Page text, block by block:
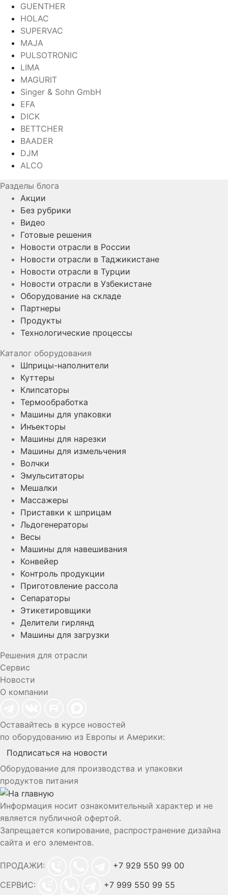
GUENTHER
HOLAC
SUPERVAC
MAJA
PULSOTRONIC
LIMA
MAGURIT
Singer & Sohn GmbH
EFA
DICK
BETTCHER
BAADER
DJM
ALCO
Разделы блога
Акции
Без рубрики
Видео
Готовые решения
Новости отрасли в России
Новости отрасли в Таджикистане
Новости отрасли в Турции
Новости отрасли в Узбекистане
Оборудование на складе
Партнеры
Продукты
Технологические процессы
Каталог оборудования
Шприцы-наполнители
Куттеры
Клипсаторы
Термообработка
Машины для упаковки
Инъекторы
Машины для нарезки
Машины для измельчения
Волчки
Эмульситаторы
Мешалки
Массажеры
Приставки к шприцам
Льдогенераторы
Весы
Машины для навешивания
Конвейер
Контроль продукции
Приготовление рассола
Сепараторы
Этикетировщики
Делители гирлянд
Машины для загрузки
Решения для отрасли
Сервис
Новости
О компании
Оставайтесь в курсе новостей
по оборудованию из Европы и Америки:
Подписаться на новости
Оборудование для производства и упаковки
продуктов питания
Информация носит ознакомительный характер и не
является публичной офертой.
Запрещается копирование, распространение дизайна
сайта и его элементов.
ПРОДАЖИ:
+7 929 550 99 00
СЕРВИС:
+7 999 550 99 55